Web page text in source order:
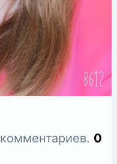
комментариев. 0